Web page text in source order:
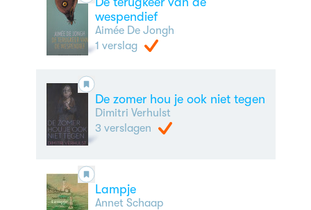
wespendief
Aimée De Jongh
1 verslag
De zomer hou je ook niet tegen
Dimitri Verhulst
3 verslagen
Lampje
Annet Schaap